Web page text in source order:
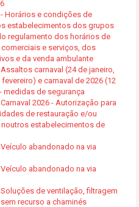
Horários e condições de
estabelecimentos dos grupos
regulamento dos horários de
e serviços, dos
e da venda ambulante
carnaval (24 de janeiro,
e carnaval de 2026 (12
medidas de segurança
2026 - Autorização para
de restauração e/ou
estabelecimentos de
abandonado na via
abandonado na via
de ventilação, filtragem
recurso a chaminés